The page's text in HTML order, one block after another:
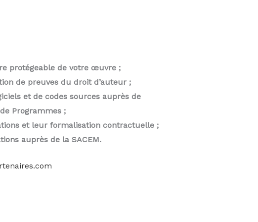
protégeable de votre œuvre ;
de preuves du droit d’auteur ;
et de codes sources auprès de
Programmes ;
et leur formalisation contractuelle ;
auprès de la SACEM.